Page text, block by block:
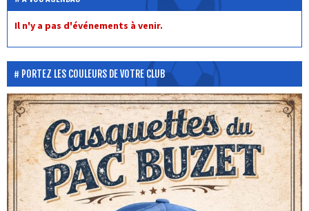
Il n'y a pas d'événements à venir.
PORTEZ LES COULEURS DE VOTRE CLUB